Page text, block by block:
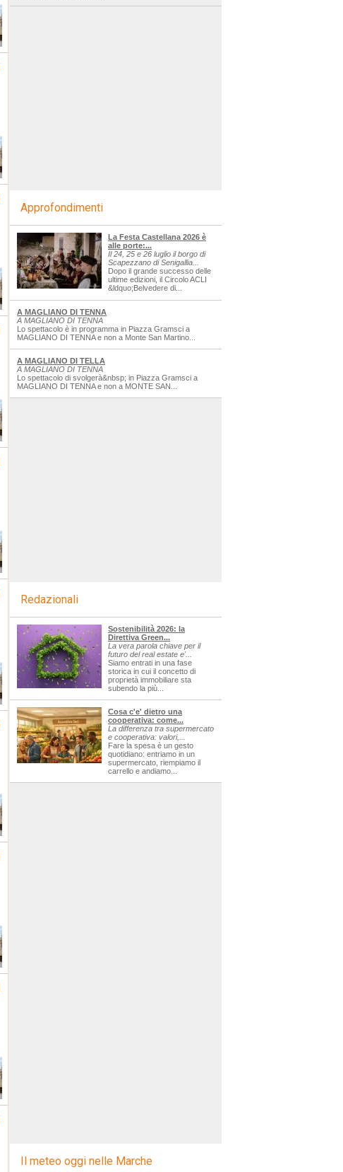
Approfondimenti
La Festa Castellana 2026 è
alle porte:...
Il 24, 25 e 26 luglio il borgo di
Scapezzano di Senigallia...
Dopo il grande successo delle
ultime edizioni, il Circolo ACLI
&ldquo;Belvedere di...
A MAGLIANO DI TENNA
A MAGLIANO DI TENNA
Lo spettacolo è in programma in Piazza Gramsci a
MAGLIANO DI TENNA e non a Monte San Martino...
A MAGLIANO DI TELLA
A MAGLIANO DI TENNA
Lo spettacolo di svolgerà&nbsp; in Piazza Gramsci a
MAGLIANO DI TENNA e non a MONTE SAN...
Redazionali
Sostenibilità 2026: la
Direttiva Green...
La vera parola chiave per il
futuro del real estate e'...
Siamo entrati in una fase
storica in cui il concetto di
proprietà immobiliare sta
subendo la più...
Cosa c'e' dietro una
cooperativa: come...
La differenza tra supermercato
e cooperativa: valori,...
Fare la spesa è un gesto
quotidiano: entriamo in un
supermercato, riempiamo il
carrello e andiamo...
Il meteo oggi nelle Marche